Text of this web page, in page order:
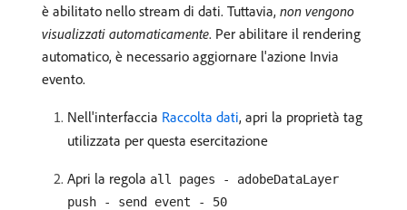
è abilitato nello stream di dati. Tuttavia, non vengono
visualizzati automaticamente. Per abilitare il rendering
automatico, è necessario aggiornare l'azione Invia
evento.
Nell'interfaccia Raccolta dati, apri la proprietà tag
utilizzata per questa esercitazione
Apri la regola all pages - adobeDataLayer
push - send event - 50